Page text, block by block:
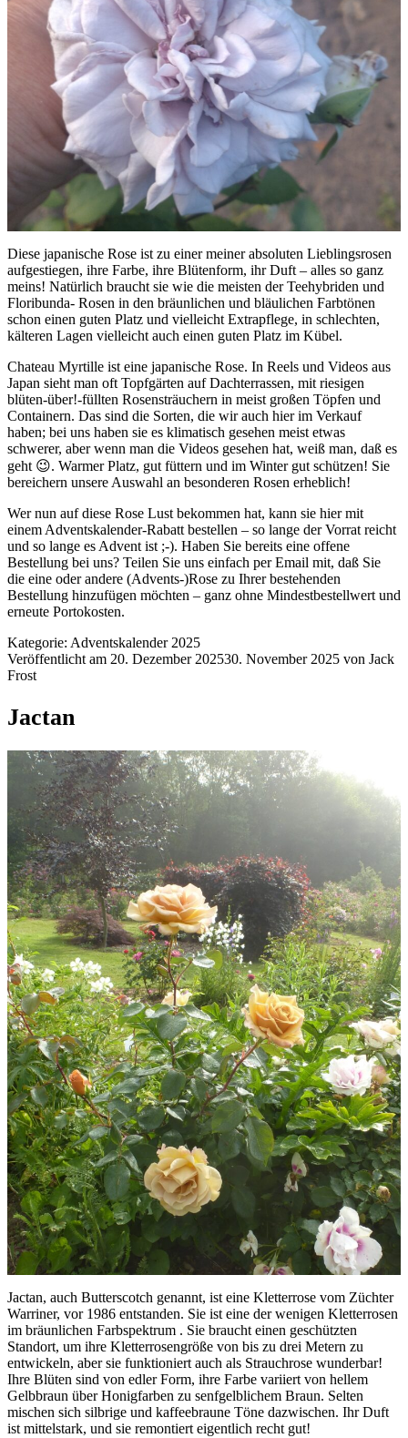
Diese japanische Rose ist zu einer meiner absoluten Lieblingsrosen
aufgestiegen, ihre Farbe, ihre Blütenform, ihr Duft – alles so ganz
meins! Natürlich braucht sie wie die meisten der Teehybriden und
Floribunda- Rosen in den bräunlichen und bläulichen Farbtönen
schon einen guten Platz und vielleicht Extrapflege, in schlechten,
kälteren Lagen vielleicht auch einen guten Platz im Kübel.
Chateau Myrtille ist eine japanische Rose. In Reels und Videos aus
Japan sieht man oft Topfgärten auf Dachterrassen, mit riesigen
blüten-über!-füllten Rosensträuchern in meist großen Töpfen und
Containern. Das sind die Sorten, die wir auch hier im Verkauf
haben; bei uns haben sie es klimatisch gesehen meist etwas
schwerer, aber wenn man die Videos gesehen hat, weiß man, daß es
geht 😉. Warmer Platz, gut füttern und im Winter gut schützen! Sie
bereichern unsere Auswahl an besonderen Rosen erheblich!
Wer nun auf diese Rose Lust bekommen hat, kann sie hiermit
einem Adventskalender-Rabatt bestellen – so lange der Vorrat reicht
und so lange es Advent ist ;-). Haben Sie bereits eine offene
Bestellung bei uns? Teilen Sie uns einfach per Email mit, daß Sie
die eine oder andere (Advents-)Rose zu Ihrer bestehenden
Bestellung hinzufügen möchten – ganz ohne Mindestbestellwert und
erneute Portokosten.
Kategorie: Adventskalender 2025
Veröffentlicht am 20. Dezember 202530. November 2025 von Jack
Frost
Jactan
Jactan, auch Butterscotch genannt, ist eine Kletterrose vom Züchter
Warriner, vor 1986 entstanden. Sie ist eine der wenigen Kletterrosen
im bräunlichen Farbspektrum . Sie braucht einen geschützten
Standort, um ihre Kletterrosengröße von bis zu drei Metern zu
entwickeln, aber sie funktioniert auch als Strauchrose wunderbar!
Ihre Blüten sind von edler Form, ihre Farbe variiert von hellem
Gelbbraun über Honigfarben zu senfgelblichem Braun. Selten
mischen sich silbrige und kaffeebraune Töne dazwischen. Ihr Duft
ist mittelstark, und sie remontiert eigentlich recht gut!